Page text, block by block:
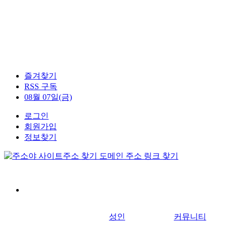
즐겨찾기
RSS 구독
08월 07일(금)
로그인
회원가입
정보찾기
성인 커뮤니티